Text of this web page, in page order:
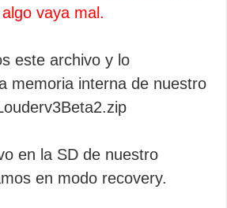
vaya mal.
este archivo y lo
memoria interna de nuestro
en la SD de nuestro
en modo recovery.